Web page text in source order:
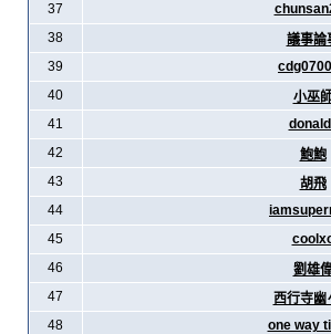
37
38
議事論
39
40
小巫
41
42
鮑鮑
43
胡飛
44
45
46
劉雄
47
西行寺幽
48
one way